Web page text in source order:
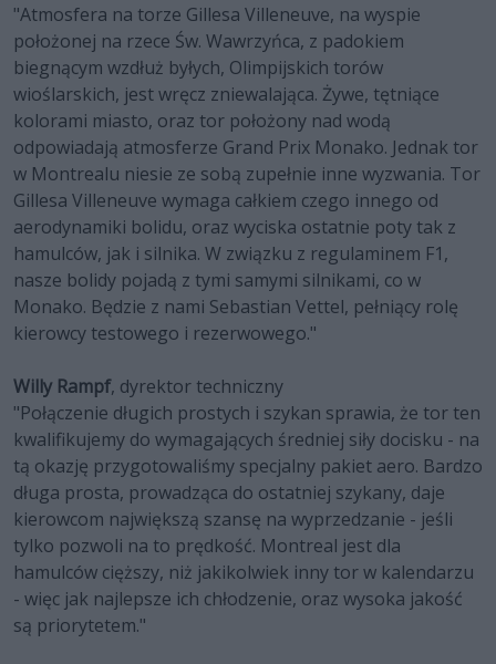
"Atmosfera na torze Gillesa Villeneuve, na wyspie
położonej na rzece Św. Wawrzyńca, z padokiem
biegnącym wzdłuż byłych, Olimpijskich torów
wioślarskich, jest wręcz zniewalająca. Żywe, tętniące
kolorami miasto, oraz tor położony nad wodą
odpowiadają atmosferze Grand Prix Monako. Jednak tor
w Montrealu niesie ze sobą zupełnie inne wyzwania. Tor
Gillesa Villeneuve wymaga całkiem czego innego od
aerodynamiki bolidu, oraz wyciska ostatnie poty tak z
hamulców, jak i silnika. W związku z regulaminem F1,
nasze bolidy pojadą z tymi samymi silnikami, co w
Monako. Będzie z nami Sebastian Vettel, pełniący rolę
kierowcy testowego i rezerwowego."
Willy Rampf, dyrektor techniczny
"Połączenie długich prostych i szykan sprawia, że tor ten
kwalifikujemy do wymagających średniej siły docisku - na
tą okazję przygotowaliśmy specjalny pakiet aero. Bardzo
długa prosta, prowadząca do ostatniej szykany, daje
kierowcom największą szansę na wyprzedzanie - jeśli
tylko pozwoli na to prędkość. Montreal jest dla
hamulców cięższy, niż jakikolwiek inny tor w kalendarzu
- więc jak najlepsze ich chłodzenie, oraz wysoka jakość
są priorytetem."